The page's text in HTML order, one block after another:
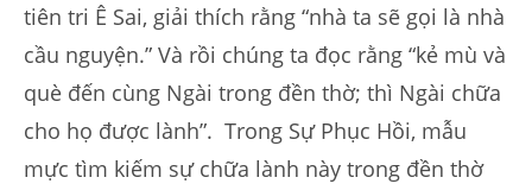
tiên tri Ê Sai, giải thích rằng “nhà ta sẽ gọi là nhà
cầu nguyện.” Và rồi chúng ta đọc rằng “kẻ mù và
què đến cùng Ngài trong đền thờ; thì Ngài chữa
cho họ được lành”. Trong Sự Phục Hồi, mẫu
mực tìm kiếm sự chữa lành này trong đền thờ